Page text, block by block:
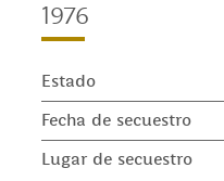
1976
Estado
Fecha de secuestro
Lugar de secuestro